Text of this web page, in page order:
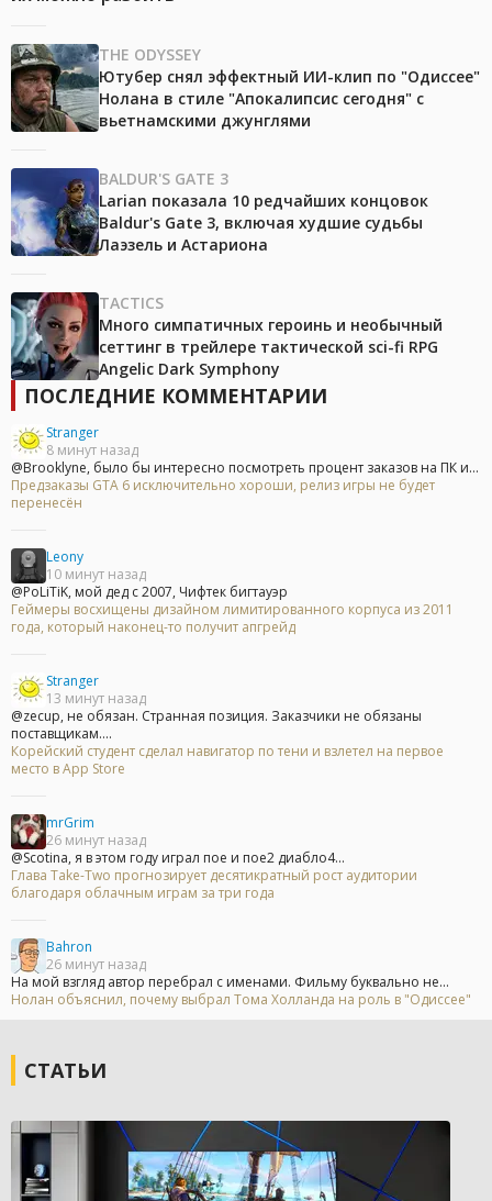
THE ODYSSEY
Ютубер снял эффектный ИИ-клип по "Одиссее"
Нолана в стиле "Апокалипсис сегодня" с
вьетнамскими джунглями
BALDUR'S GATE 3
Larian показала 10 редчайших концовок
Baldur's Gate 3, включая худшие судьбы
Лаэзель и Астариона
TACTICS
Много симпатичных героинь и необычный
сеттинг в трейлере тактической sci-fi RPG
Angelic Dark Symphony
ПОСЛЕДНИЕ КОММЕНТАРИИ
Stranger
8 минут назад
@Brooklyne, было бы интересно посмотреть процент заказов на ПК и...
Предзаказы GTA 6 исключительно хороши, релиз игры не будет
перенесён
Leony
10 минут назад
@PoLiTiK, мой дед с 2007, Чифтек бигтауэр
Геймеры восхищены дизайном лимитированного корпуса из 2011
года, который наконец-то получит апгрейд
Stranger
13 минут назад
@zecup, не обязан. Странная позиция. Заказчики не обязаны
поставщикам....
Корейский студент сделал навигатор по тени и взлетел на первое
место в App Store
mrGrim
26 минут назад
@Scotina, я в этом году играл пое и пое2 диабло4...
Глава Take-Two прогнозирует десятикратный рост аудитории
благодаря облачным играм за три года
Bahron
26 минут назад
На мой взгляд автор перебрал с именами. Фильму буквально не...
Нолан объяснил, почему выбрал Тома Холланда на роль в "Одиссее"
СТАТЬИ